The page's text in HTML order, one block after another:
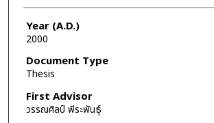
Year (A.D.)
2000
Document Type
Thesis
First Advisor
วรรณศิลป์ พีระพันธุ์